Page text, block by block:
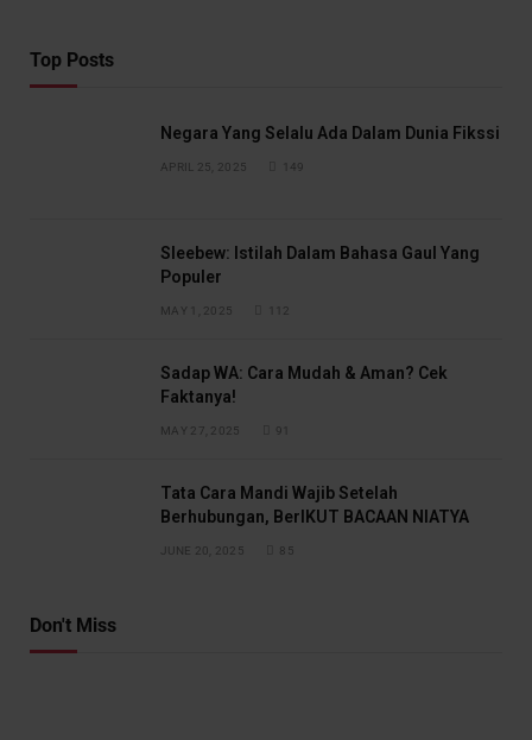
Top Posts
Negara Yang Selalu Ada Dalam Dunia Fikssi
APRIL 25, 2025 149
Sleebew: Istilah Dalam Bahasa Gaul Yang
Populer
MAY 1, 2025 112
Sadap WA: Cara Mudah & Aman? Cek
Faktanya!
MAY 27, 2025 91
Tata Cara Mandi Wajib Setelah
Berhubungan, BerIKUT BACAAN NIATYA
JUNE 20, 2025 85
Don't Miss